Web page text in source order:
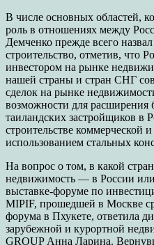
В числе основных областей,
роль в отношениях между
Демченко прежде всего
строительство, отметив, что
инвестором на рынке
нашей страны и стран СНГ
сделок на рынке
возможности для расширения
таиландских застройщиков в
строительстве коммерческой
использованием стальных
На вопрос о том, в какой
недвижимость — в России
выставке-форуме по
MIPIF, прошедшей в Москве
форума в Пхукете, ответила
зарубежной и курортной
GROUP Анна Ларина.